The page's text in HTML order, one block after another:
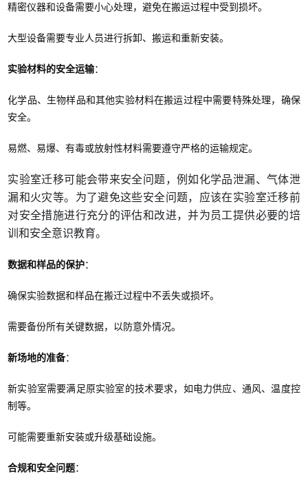
精密仪器和设备需要小心处理，避免在搬运过程中受到损坏。
大型设备需要专业人员进行拆卸、搬运和重新安装。
实验材料的安全运输：
化学品、生物样品和其他实验材料在搬运过程中需要特殊处理，确保
安全。
易燃、易爆、有毒或放射性材料需要遵守严格的运输规定。
实验室迁移可能会带来安全问题，例如化学品泄漏、气体泄
漏和火灾等。为了避免这些安全问题，应该在实验室迁移前
对安全措施进行充分的评估和改进，并为员工提供必要的培
训和安全意识教育。
数据和样品的保护：
确保实验数据和样品在搬迁过程中不丢失或损坏。
需要备份所有关键数据，以防意外情况。
新场地的准备：
新实验室需要满足原实验室的技术要求，如电力供应、通风、温度控
制等。
可能需要重新安装或升级基础设施。
合规和安全问题：